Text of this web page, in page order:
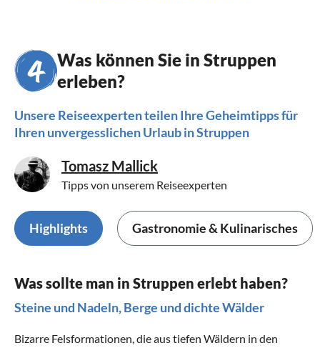
Was können Sie in Struppen
erleben?
Unsere Reiseexperten teilen Ihre Geheimtipps für
Ihren unvergesslichen Urlaub in Struppen
Tipps von unserem Reiseexperten
Tomasz Mallick
Highlights Gastronomie & Kulinarisches
Was sollte man in Struppen erlebt haben?
Steine und Nadeln, Berge und dichte Wälder
Bizarre Felsformationen, die aus tiefen Wäldern in den